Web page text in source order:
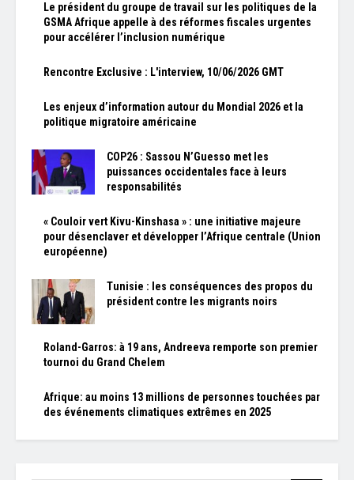
Le président du groupe de travail sur les politiques de la
GSMA Afrique appelle à des réformes fiscales urgentes
pour accélérer l’inclusion numérique
Rencontre Exclusive : L'interview, 10/06/2026 GMT
Les enjeux d’information autour du Mondial 2026 et la
politique migratoire américaine
COP26 : Sassou N’Guesso met les
puissances occidentales face à leurs
responsabilités
« Couloir vert Kivu-Kinshasa » : une initiative majeure
pour désenclaver et développer l’Afrique centrale (Union
européenne)
Tunisie : les conséquences des propos du
président contre les migrants noirs
Roland-Garros: à 19 ans, Andreeva remporte son premier
tournoi du Grand Chelem
Afrique: au moins 13 millions de personnes touchées par
des événements climatiques extrêmes en 2025